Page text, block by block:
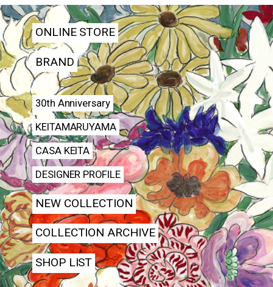
ONLINE STORE
BRAND
30th Anniversary
KEITAMARUYAMA
CASA KEITA
DESIGNER PROFILE
NEW COLLECTION
COLLECTION ARCHIVE
SHOP LIST